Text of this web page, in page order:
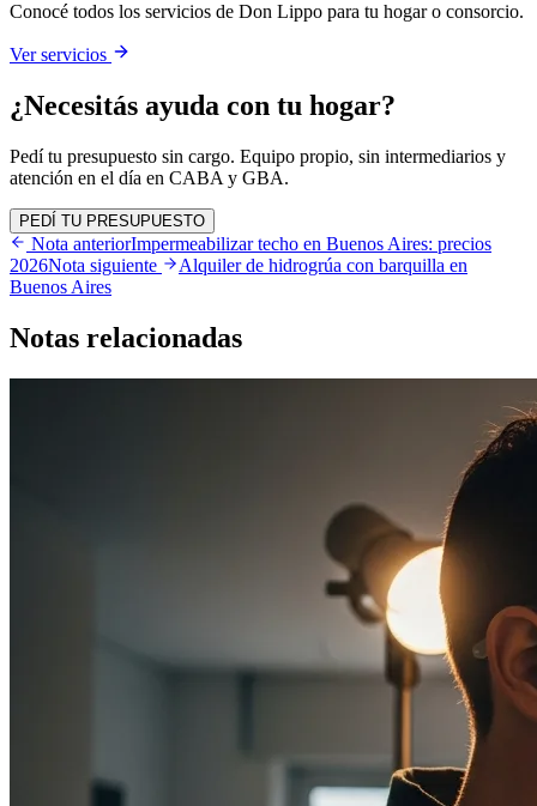
Conocé todos los servicios de Don Lippo para tu hogar o consorcio.
Ver servicios
¿Necesitás ayuda con tu hogar?
Pedí tu presupuesto sin cargo. Equipo propio, sin intermediarios y
atención en el día en CABA y GBA.
PEDÍ TU PRESUPUESTO
Nota anteriorImpermeabilizar techo en Buenos Aires: precios
2026Nota siguiente
Alquiler de hidrogrúa con barquilla en
Buenos Aires
Notas relacionadas